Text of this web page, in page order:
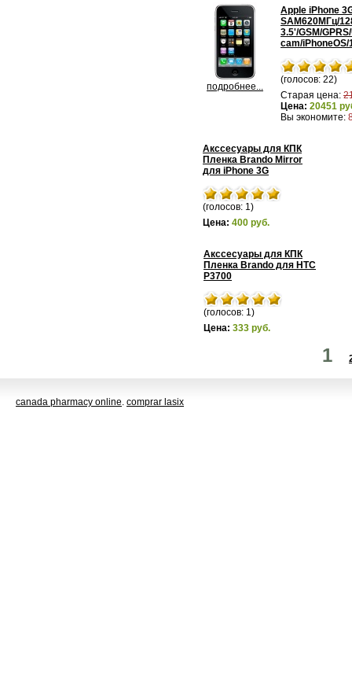
подробнее...
Apple iPhone
SAM620МГц/
3.5'/GSM/
cam/iPhoneOS/
(голосов: 22)
Старая цена:
Цена: 20451
Вы экономите:
Акссесуары для КПК
Пленка Brando Mirror
для iPhone 3G
(голосов: 1)
Цена: 400 руб.
Акссесуары для КПК
Пленка Brando для HTC
P3700
(голосов: 1)
Цена: 333 руб.
1
canada pharmacy online. comprar lasix